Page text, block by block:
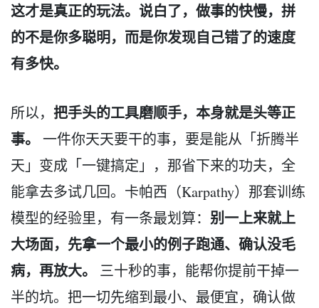
这才是真正的玩法。说白了，做事的快慢，拼
的不是你多聪明，而是你发现自己错了的速度
有多快。
所以， 把手头的工具磨顺手，本身就是头等正
事。
一件你天天要干的事，要是能从「折腾半
天」变成「一键搞定」，那省下来的功夫，全
能拿去多试几回。卡帕西（Karpathy）那套训练
模型的经验里，有一条最划算： 别一上来就上
大场面，先拿一个最小的例子跑通、确认没毛
病，再放大。
三十秒的事，能帮你提前干掉一
半的坑。把一切先缩到最小、最便宜，确认做